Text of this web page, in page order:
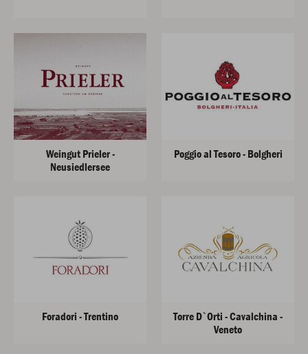
Weingut Prieler -
Neusiedlersee
Poggio al Tesoro - Bolgheri
Foradori - Trentino
Torre D`Orti - Cavalchina -
Veneto